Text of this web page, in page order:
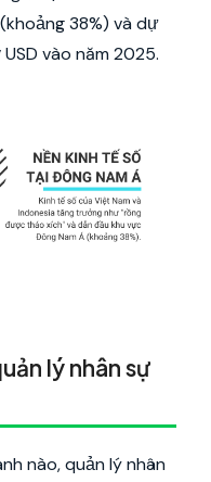
38%) và dự
vào năm 2025.
lý nhân sự
nào, quản lý nhân